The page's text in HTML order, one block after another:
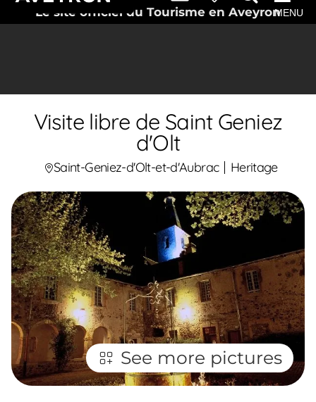
Le site officiel du Tourisme en AveyronMENU
Visite libre de Saint Geniez
d'Olt
Saint-Geniez-d'Olt-et-d'Aubrac Heritage
See more pictures